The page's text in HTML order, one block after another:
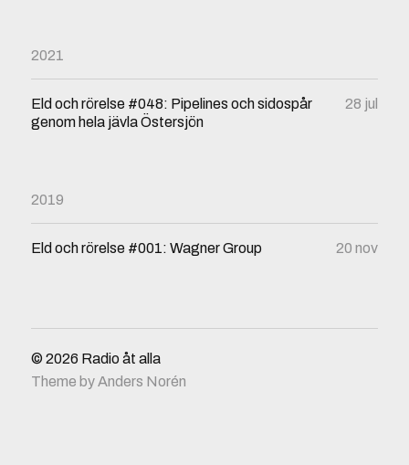
2021
Eld och rörelse #048: Pipelines och sidospår
genom hela jävla Östersjön
28 jul
2019
Eld och rörelse #001: Wagner Group 20 nov
© 2026 Radio åt alla
Theme byAnders Norén